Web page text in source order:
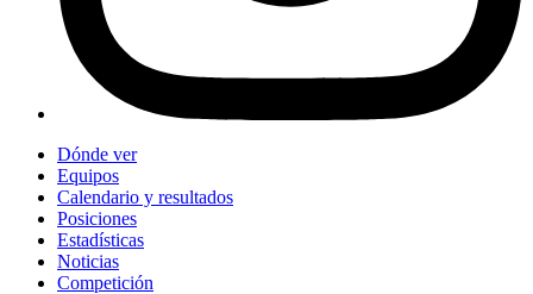
Dónde ver
Equipos
Calendario y resultados
Posiciones
Estadísticas
Noticias
Competición